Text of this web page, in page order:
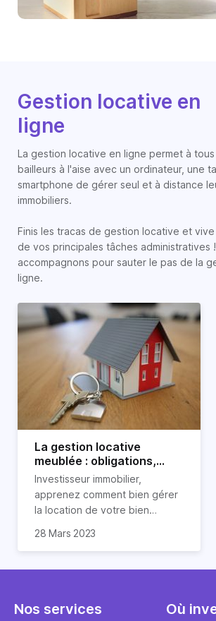
Gestion locative en
ligne
La gestion locative en ligne permet à
bailleurs à l'aise avec un ordinateur, une
smartphone de gérer seul et à distance
immobiliers.
Finis les tracas de gestion locative et
de vos principales tâches administratives
accompagnons pour sauter le pas de la
ligne.
La gestion locative
meublée : obligations,
avantages et
inconvénients
Investisseur immobilier,
apprenez comment bien gérer
la location de votre bien
quelles sont vos obligations en
avantages et inconvénients
28 Mars 2023
Nos services
Où